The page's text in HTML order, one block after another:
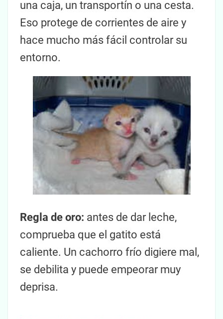
una caja, un transportín o una cesta.
Eso protege de corrientes de aire y
hace mucho más fácil controlar su
entorno.
Regla de oro: antes de dar leche,
comprueba que el gatito está
caliente. Un cachorro frío digiere mal,
se debilita y puede empeorar muy
deprisa.